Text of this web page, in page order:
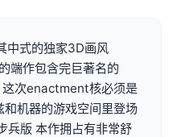
中式的独家3D画风
端作包含完巨著名的
这次enactment核必须是
机器的游戏空间里登场
兵版 本作拥占有非常舒